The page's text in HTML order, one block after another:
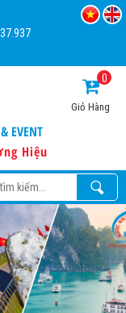
EVENT
Hiệu
Giỏ Hàng
0